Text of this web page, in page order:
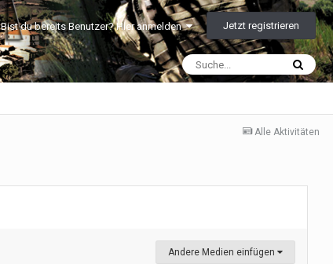
Bist du bereits Benutzer? Hier anmelden Jetzt registrieren
Alle Aktivitäten
Andere Medien einfügen